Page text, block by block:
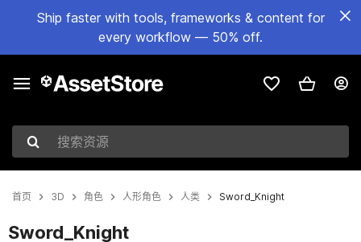
Ship faster with tools, frameworks & content for
every workflow — 50% off.
搜索资源
首页 3D 角色 人形角色 人类 Sword_Knight
Sword_Knight